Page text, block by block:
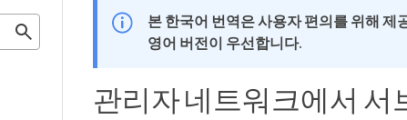
본 한국어 번역은 사용자 편의를 위해
영어 버전이 우선합니다.
관리자 네트워크에서 서